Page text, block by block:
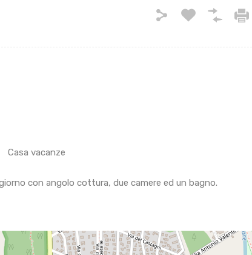
Casa vacanze
con angolo cottura, due camere ed un bagno.